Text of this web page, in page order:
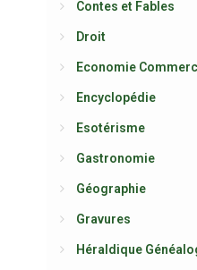
Contes et Fables
Droit
Economie
Encyclopédie
Esotérisme
Gastronomie
Géographie
Gravures
Héraldique